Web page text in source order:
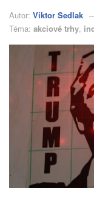
Autor: Viktor Sedlak
Téma: akciové trhy,